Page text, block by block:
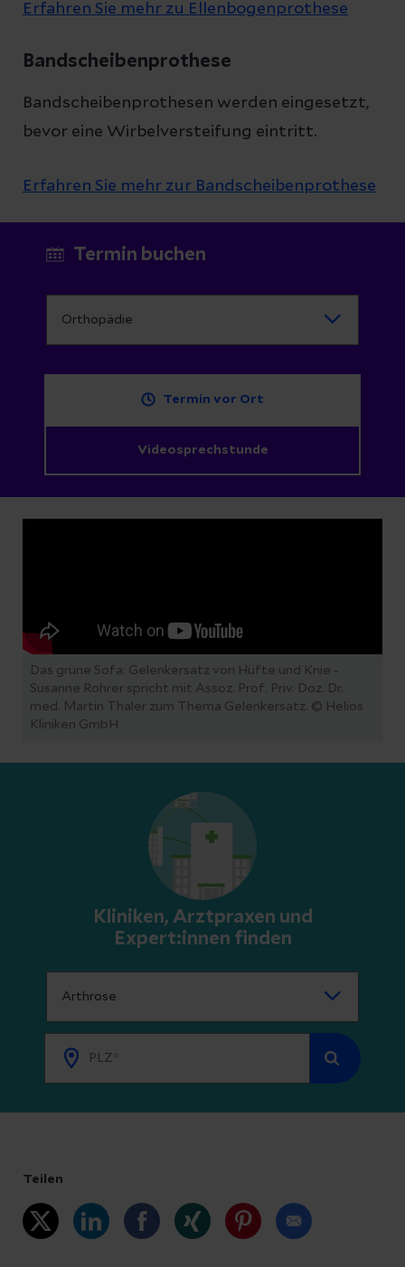
Erfahren Sie mehr zu Ellenbogenprothese
Bandscheibenprothese
Bandscheibenprothesen werden eingesetzt,
bevor eine Wirbelversteifung eintritt.
Erfahren Sie mehr zur Bandscheibenprothese
Termin buchen
Termin vor Ort
Videosprechstunde
Das grüne Sofa: Gelenkersatz von Hüfte und Knie -
Susanne Rohrer spricht mit Assoz. Prof. Priv. Doz. Dr.
med. Martin Thaler zum Thema Gelenkersatz. © Helios
Kliniken GmbH
Kliniken, Arztpraxen und
Expert:innen finden
Teilen